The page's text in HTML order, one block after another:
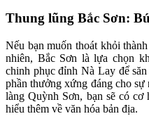
Thung lũng Bắc Sơn:
Nếu bạn muốn thoát khỏi
nhiên, Bắc Sơn là lựa chọn
chinh phục đỉnh Nà Lay để
phần thưởng xứng đáng cho sự
làng Quỳnh Sơn, bạn sẽ có
hiểu thêm về văn hóa bản địa.